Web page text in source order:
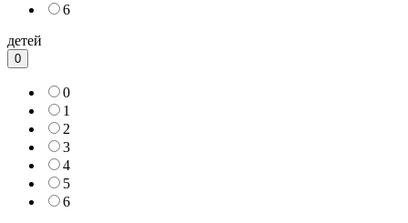
6
детей
0
0
1
2
3
4
5
6